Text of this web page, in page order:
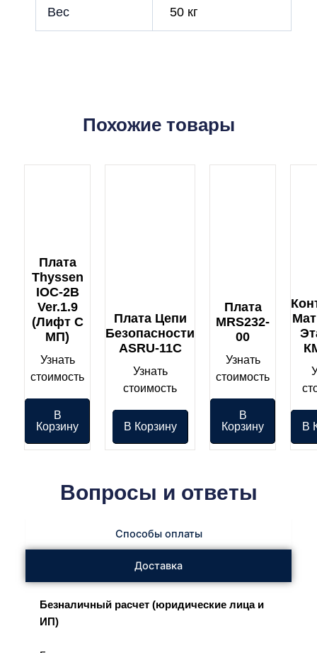
Вес 50 кг
Похожие товары
Плата
Thyssen
IOC-2B
Ver.1.9
(лифт С
МП)
Узнать
стоимость
В
Корзину
Плата Цепи
Безопасности
ASRU-11C
Узнать
стоимость
В Корзину
Плата
MRS232-
00
Узнать
стоимость
В
Корзину
В
Вопросы и ответы
Способы оплаты
Доставка
Безналичный расчет (юридические лица и
ИП)